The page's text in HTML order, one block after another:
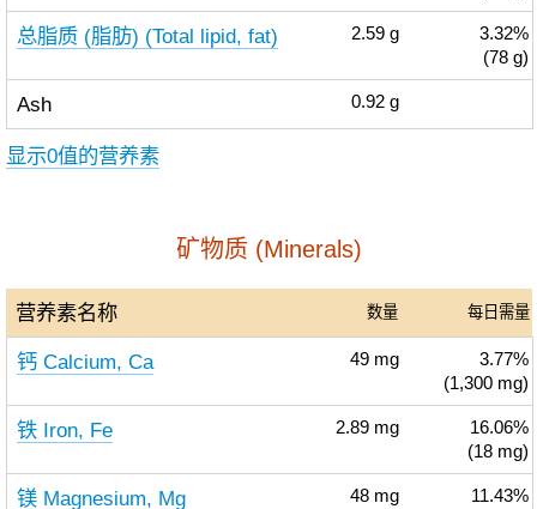
总脂质 (脂肪) (Total lipid, fat) 2.59 g
3.32%
(78 g)
Ash 0.92 g
显示0值的营养素
矿物质 (Minerals)
营养素名称 数量 每日需量
钙 Calcium, Ca 49 mg
3.77%
(1,300 mg)
铁 Iron, Fe 2.89 mg
16.06%
(18 mg)
镁 Magnesium, Mg 48 mg
11.43%